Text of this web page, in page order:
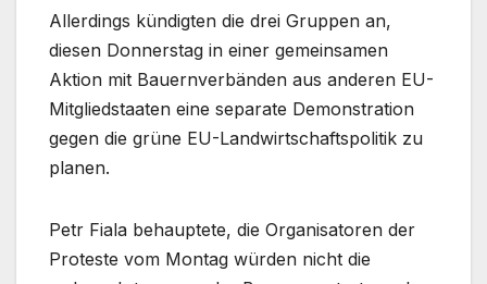
Allerdings kündigten die drei Gruppen an,
diesen Donnerstag in einer gemeinsamen
Aktion mit Bauernverbänden aus anderen EU-
Mitgliedstaaten eine separate Demonstration
gegen die grüne EU-Landwirtschaftspolitik zu
planen.
Petr Fiala behauptete, die Organisatoren der
Proteste vom Montag würden nicht die